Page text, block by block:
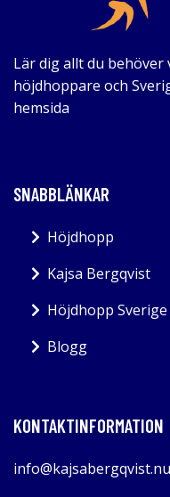
Lär dig allt du behöver
höjdhoppare och
hemsida
SNABBLÄNKAR
Höjdhopp
Kajsa Bergqvist
Höjdhopp Sverige
Blogg
KONTAKTINFORMATION
info@kajsabergqvist.nu